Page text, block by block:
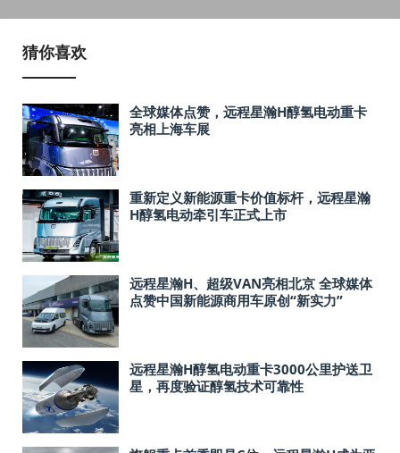
猜你喜欢
全球媒体点赞，远程星瀚H醇氢电动重卡
亮相上海车展
重新定义新能源重卡价值标杆，远程星瀚
H醇氢电动牵引车正式上市
远程星瀚H、超级VAN亮相北京 全球媒体
点赞中国新能源商用车原创“新实力”
远程星瀚H醇氢电动重卡3000公里护送卫
星，再度验证醇氢技术可靠性